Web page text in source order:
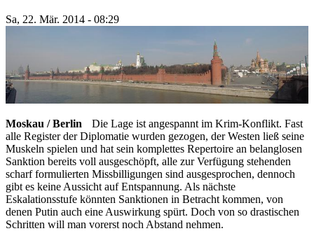
Sa, 22. Mär. 2014 - 08:29
Moskau / Berlin
Die Lage ist angespannt im Krim-Konflikt. Fast
alle Register der Diplomatie wurden gezogen, der Westen ließ seine
Muskeln spielen und hat sein komplettes Repertoire an belanglosen
Sanktion bereits voll ausgeschöpft, alle zur Verfügung stehenden
scharf formulierten Missbilligungen sind ausgesprochen, dennoch
gibt es keine Aussicht auf Entspannung. Als nächste
Eskalationsstufe könnten Sanktionen in Betracht kommen, von
denen Putin auch eine Auswirkung spürt. Doch von so drastischen
Schritten will man vorerst noch Abstand nehmen.